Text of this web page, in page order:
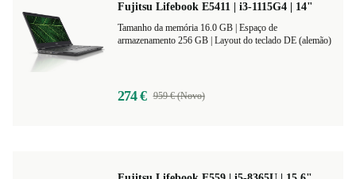
Fujitsu Lifebook E5411 | i3-1115G4 | 14"
Espaço de
Layout do teclado DE (alemão)
274 € 959 € (Novo)